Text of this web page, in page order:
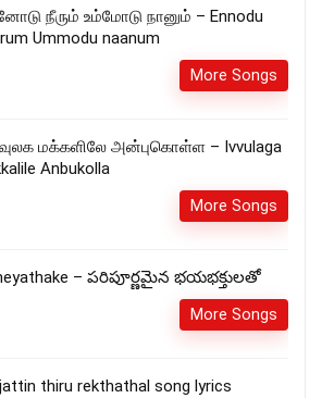
நீரும் உம்மோடு நானும் – Ennodu
Ummodu naanum
More Songs
மக்களிலே அன்புகொள்ள – Ivvulaga
Anbukolla
More Songs
– పరిపూర్ణమైన భయభక్తులతో
More Songs
thiru rekthathal song lyrics